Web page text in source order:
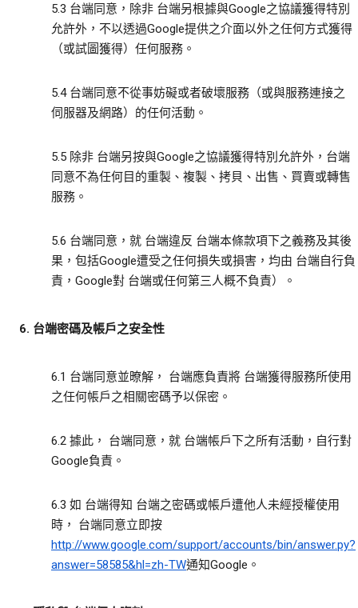
5.3 台端同意，除非 台端另根據與Google之協議獲得特別
允許外，不以透過Google提供之介面以外之任何方式獲得
（或試圖獲得）任何服務。
5.4 台端同意不從事妨礙或者破壞服務（或與服務連接之
伺服器及網路）的任何活動。
5.5 除非 台端另按與Google之協議獲得特別允許外，台端
同意不為任何目的重製、複製、拷貝、出售、買賣或轉售
服務。
5.6 台端同意，就 台端違反 台端本條款項下之義務及其後
果，包括Google遭受之任何損失或損害，均由 台端自行負
責，Google對 台端或任何第三人概不負責）。
6. 台端密碼及帳戶之安全性
6.1 台端同意並暸解， 台端應負責將 台端獲得服務所使用
之任何帳戶之相關密碼予以保密。
6.2 據此， 台端同意，就 台端帳戶下之所有活動，自行對
Google負責。
6.3 如 台端得知 台端之密碼或帳戶遭他人未經授權使用
時， 台端同意立即按
http://www.google.com/support/accounts/bin/answer.py?
answer=58585&hl=zh-TW通知Google。